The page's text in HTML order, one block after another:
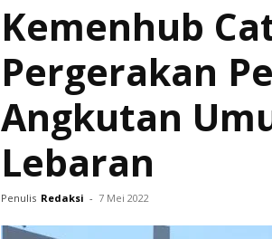
Kemenhub
Pergerakan
Angkutan
Lebaran
Penulis Redaksi - 7 Mei 2022